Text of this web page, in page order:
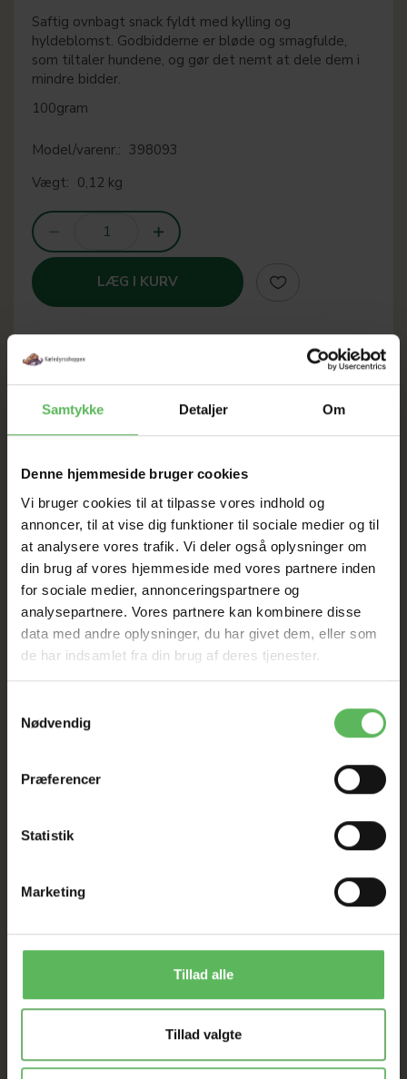
Samtykke Detaljer Om
Denne hjemmeside bruger cookies
Vi bruger cookies til at tilpasse vores indhold og
annoncer, til at vise dig funktioner til sociale medier og til
at analysere vores trafik. Vi deler også oplysninger om
din brug af vores hjemmeside med vores partnere inden
for sociale medier, annonceringspartnere og
analysepartnere. Vores partnere kan kombinere disse
data med andre oplysninger, du har givet dem, eller som
de har indsamlet fra din brug af deres tjenester.
Nødvendig
Præferencer
Statistik
Marketing
Tillad alle
Tillad valgte
Saftig ovnbagt snack fyldt med kylling og
hyldeblomst. Godbidderne er bløde og smagfulde,
som tiltaler hundene, og gør det nemt at dele dem i
mindre bidder.
100gram
Model/varenr.: 398093
Vægt: 0,12 kg
LÆG I KURV
SOMMER
UDSALG
TIL D. 8 AUGUST
HELE WEBSHOPPEN ER
SAT NED
Tilbud GÆLDER IKKE
I FYSISK BUTIKKERE
Populær